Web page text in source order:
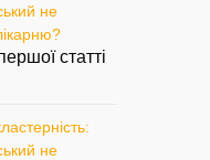
не
статті
не